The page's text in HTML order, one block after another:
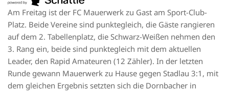
Am Freitag ist der FC Mauerwerk zu Gast am Sport-Club-
Platz. Beide Vereine sind punktegleich, die Gäste rangieren
auf dem 2. Tabellenplatz, die Schwarz-Weißen nehmen den
3. Rang ein, beide sind punktegleich mit dem aktuellen
Leader, den Rapid Amateuren (12 Zähler). In der letzten
Runde gewann Mauerwerk zu Hause gegen Stadlau 3:1, mit
dem gleichen Ergebnis setzten sich die Dornbacher in